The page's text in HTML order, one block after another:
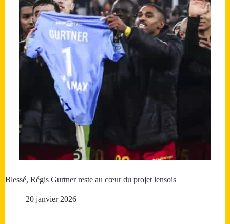
Blessé, Régis Gurtner reste au cœur du projet lensois
20 janvier 2026